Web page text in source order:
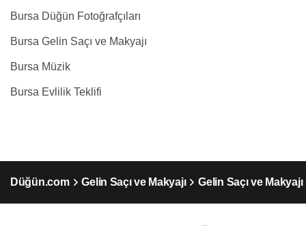
Bursa Düğün Fotoğrafçıları
Bursa Gelin Saçı ve Makyajı
Bursa Müzik
Bursa Evlilik Teklifi
Düğün.com Gelin Saçı ve Makyajı Gelin Saçı ve